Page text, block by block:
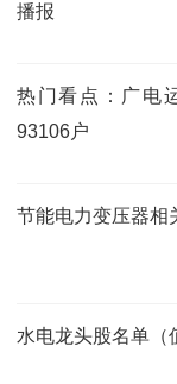
播报
热门看点：广电
93106户
节能电力变压器相
水电龙头股名单（